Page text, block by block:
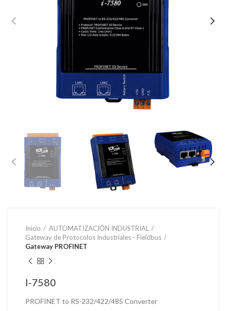
Inicio
AUTOMATIZACIÓN INDUSTRIAL
Gateway de Protocolos Industriales - Fieldbus
Gateway PROFINET
I-7580
PROFINET to RS-232/422/485 Converter